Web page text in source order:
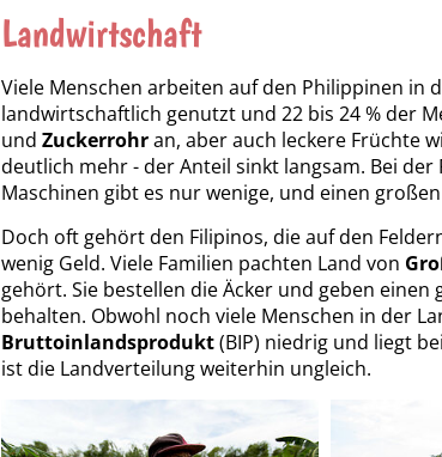
Landwirtschaft
Viele Menschen arbeiten auf den Philippinen in
landwirtschaftlich genutzt und 22 bis 24 % der
und Zuckerrohran, aber auch leckere Früchte
deutlich mehr - der Anteil sinkt langsam. Bei
Maschinen gibt es nur wenige, und einen
Doch oft gehört den Filipinos, die auf den
wenig Geld. Viele Familien pachten Land von
gehört. Sie bestellen die Äcker und geben
behalten. Obwohl noch viele Menschen in der
Bruttoinlandsprodukt(BIP) niedrig und liegt
ist die Landverteilung weiterhin ungleich.